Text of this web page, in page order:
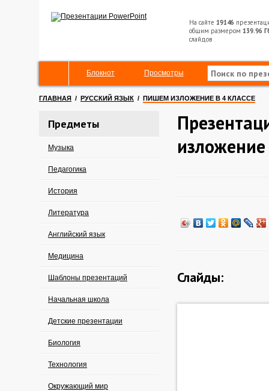
На сайте 19146
общим размером 139.96
слайдов
Блокнот Просмотры
ГЛАВНАЯ / РУССКИЙ ЯЗЫК / ПИШЕМ ИЗЛОЖЕНИЕ В 4 КЛАССЕ
Предметы
Музыка
Педагогика
История
Литература
Английский язык
Медицина
Шаблоны презентаций
Начальная школа
Детские презентации
Биология
Технология
Окружающий мир
изложение
Слайды: